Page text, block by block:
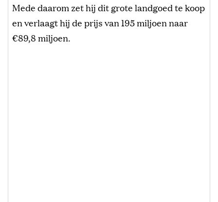
Mede daarom zet hij dit grote landgoed te koop
en verlaagt hij de prijs van 195 miljoen naar
€89,8 miljoen.